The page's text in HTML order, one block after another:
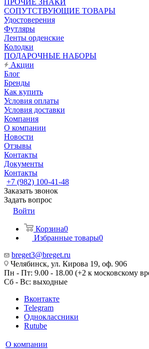
ПРОЧИЕ ЗНАКИ
СОПУТСТВУЮЩИЕ ТОВАРЫ
Удостоверения
Футляры
Ленты орденские
Колодки
ПОДАРОЧНЫЕ НАБОРЫ
Акции
Блог
Бренды
Как купить
Условия оплаты
Условия доставки
Компания
О компании
Новости
Отзывы
Контакты
Документы
Контакты
+7 (982) 100-41-48
Заказать звонок
Задать вопрос
Войти
Корзина0
Избранные товары0
breget3@breget.ru
Челябинск, ул. Кирова 19, оф. 906
Пн - Пт: 9.00 - 18.00 (+2 к московскому
Сб - Вс: выходные
Вконтакте
Telegram
Одноклассники
Rutube
О компании